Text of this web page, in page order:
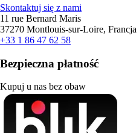
Skontaktuj się z nami
11 rue Bernard Maris
37270 Montlouis-sur-Loire, Francja
+33 1 86 47 62 58
Bezpieczna płatność
Kupuj u nas bez obaw